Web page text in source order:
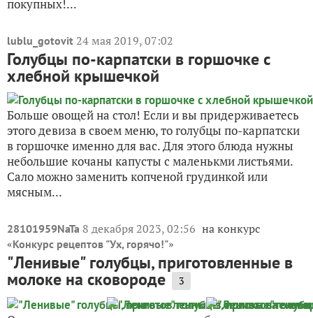
этого девиза в своем меню, то голубцы по-карпатски
в горшочке именно для вас. Для этого блюда нужны
небольшие кочаны капусты с маленькми листьями.
Сало можно заменить копченой грудинкой или
мясным...
28101959NaTa 8 декабря 2023, 02:56 на конкурс
«Конкурс рецептов "Ух, горячо!"»
"Ленивые" голубцы, приготовленные в
молоке на сковороде
Одним из самых простых для меня блюд я считаю
«ленивые» голубцы. Блюдо простое и доступное в
приготовлении, и времени много на это не надо. В
«ленивых» голубцах те же ингредиенты, что и в
обычных. Ведь кто-то не любит в обыкновенных
голубцах...